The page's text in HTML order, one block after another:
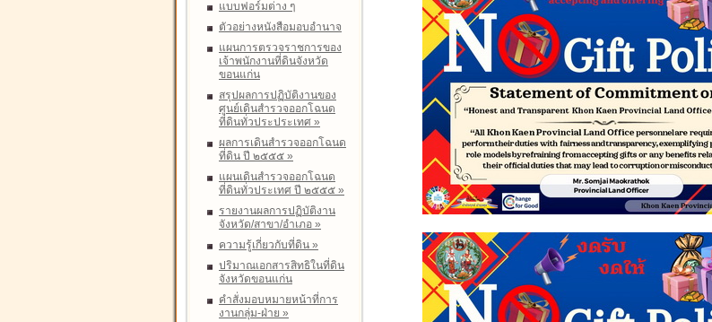
แบบฟอร์มต่าง ๆ
ตัวอย่างหนังสือมอบอำนาจ
แผนการตรวจราชการของ
เจ้าพนักงานที่ดินจังหวัด
ขอนแก่น
สรุปผลการปฏิบัติงานของ
ศูนย์เดินสำรวจออกโฉนด
ที่ดินทั่วประประเทศ »
ผลการเดินสำรวจออกโฉนด
ที่ดิน ปี ๒๕๕๕ »
แผนเดินสำรวจออกโฉนด
ที่ดินทั่วประเทศ ปี ๒๕๕๕ »
รายงานผลการปฏิบัติงาน
จังหวัด/สาขา/อำเภอ »
ความรู้เกี่ยวกับที่ดิน »
ปริมาณเอกสารสิทธิในที่ดิน
จังหวัดขอนแก่น
คำสั่งมอบหมายหน้าที่การ
งานกลุ่ม-ฝ่าย »